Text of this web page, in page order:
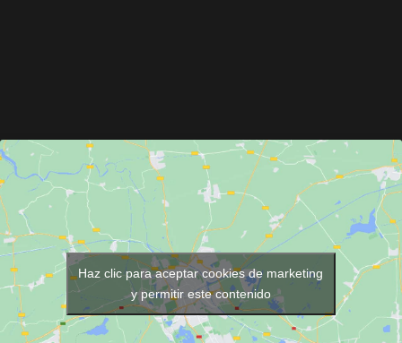
Haz clic para aceptar cookies de marketing
y permitir este contenido